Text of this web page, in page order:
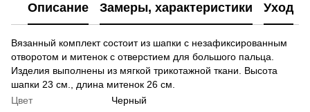
Описание Замеры, характеристики Уход
Вязанный комплект состоит из шапки с незафиксированным
отворотом и митенок с отверстием для большого пальца.
Изделия выполнены из мягкой трикотажной ткани. Высота
шапки 23 см., длина митенок 26 см.
Цвет
Черный